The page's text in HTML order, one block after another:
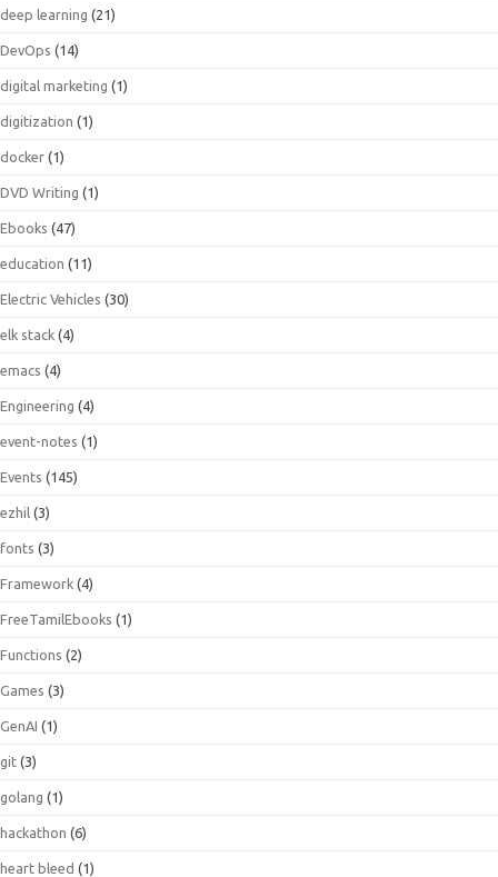
deep learning (21)
DevOps (14)
digital marketing (1)
digitization (1)
docker (1)
DVD Writing (1)
Ebooks (47)
education (11)
Electric Vehicles (30)
elk stack (4)
emacs (4)
Engineering (4)
event-notes (1)
Events (145)
ezhil (3)
fonts (3)
Framework (4)
FreeTamilEbooks (1)
Functions (2)
Games (3)
GenAI (1)
git (3)
golang (1)
hackathon (6)
heart bleed (1)